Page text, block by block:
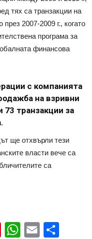
тях са транзакции на
2007-2009 г., когато
програма за
финансова
с компанията
на взривни
73 транзакции за
ще отхвърли тези
власти вече са
са
Pinterest
WhatsApp
Email